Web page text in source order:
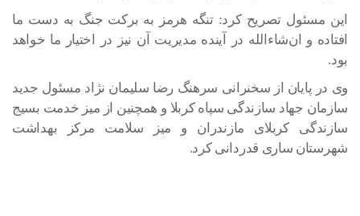
این مسئول تصریح کرد: تنگه هرمز به برکت جنگ به دست ما
افتاده و ان‌شاءالله در آینده مدیریت آن نیز در اختیار ما خواهد
بود.
وی در پایان از سخنرانی سرهنگ رضا سلیمان نژاد مسئول جدید
سازمان جهاد سازندگی سپاه کربلا و همچنین از میز خدمت بسیج
سازندگی کربلای مازندران و میز سلامت مرکز بهداشت
شهرستان ساری قدردانی کرد.